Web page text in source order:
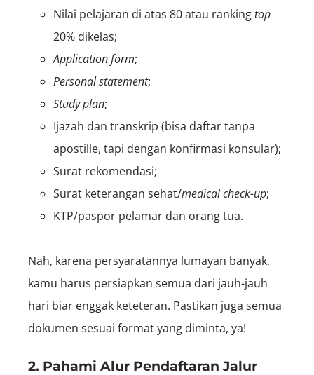
Nilai pelajaran di atas 80 atau rankingtop
20% dikelas;
Application form;
Personal statement;
Study plan;
Ijazah dan transkrip (bisa daftar tanpa
apostille, tapi dengan konfirmasi konsular);
Surat rekomendasi;
Surat keterangan sehat/medical check-up;
KTP/paspor pelamar dan orang tua.
Nah, karena persyaratannya lumayan banyak,
kamu harus persiapkan semua dari jauh-jauh
hari biar enggak keteteran. Pastikan juga semua
dokumen sesuai format yang diminta, ya!
2. Pahami Alur Pendaftaran Jalur